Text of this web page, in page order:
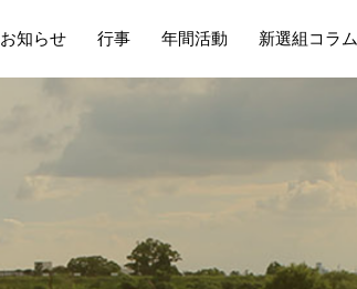
お知らせ 行事 年間活動 新選組コラム